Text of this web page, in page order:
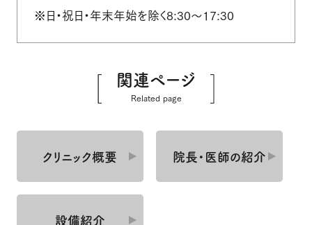
※日・祝日・年末年始を除く8:30～17:30
関連ページ
Related page
クリニック概要 院長・医師の紹介
設備紹介